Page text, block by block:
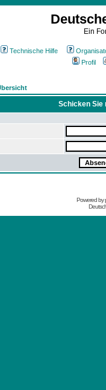
Ein
Technische Hilfe
Profil
Schicken Sie
Powered by